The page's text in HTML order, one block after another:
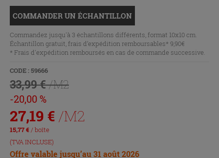
COMMANDER UN ÉCHANTILLON
Commandez jusqu'à 3 échantillons différents, format 10x10 cm.
Échantillon gratuit, frais d’expédition remboursables* 9,90€
* Frais d'expédition remboursés en cas de commande successive.
CODE : 59666
33,99 €/M2
-20,00 %
27,19 € /M2
15,77€/ boîte
(TVA INCLUSE)
Offre valable jusqu’au 31 août 2026